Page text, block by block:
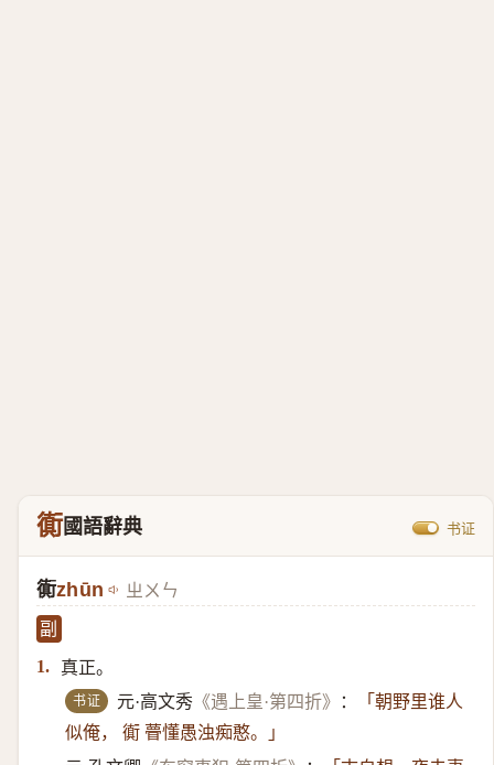
衠國語辭典 书证
衠zhūn ㄓㄨㄣ
副
1.
真正。
书证 元·高文秀 《遇上皇·第四折》 ：
「朝野里谁人
似俺， 衠 瞢懂愚浊痴憨。」